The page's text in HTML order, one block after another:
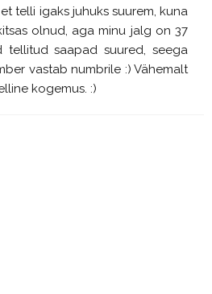
telli igaks juhuks suurem, kuna
olnud, aga minu jalg on 37
tellitud saapad suured, seega
vastab numbrile :) Vähemalt
kogemus. :)